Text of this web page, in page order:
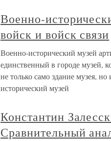
Военно-
войск и войск связи
Военно-исторический музей
единственный в городе музей,
не только само здание музея,
исторический музей
Константин
Сравнительный